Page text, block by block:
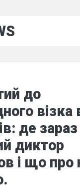
до
де зараз
диктор
і що про